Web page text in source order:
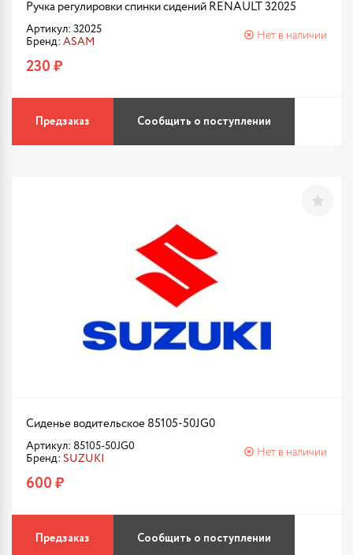
Ручка регулировки спинки сидений RENAULT 32025
Артикул: 32025
Бренд: ASAM
Нет в наличии
230 ₽
Предзаказ Сообщить о поступлении
Сиденье водительское 85105-50JG0
Артикул: 85105-50JG0
Бренд: SUZUKI
Нет в наличии
600 ₽
Предзаказ Сообщить о поступлении